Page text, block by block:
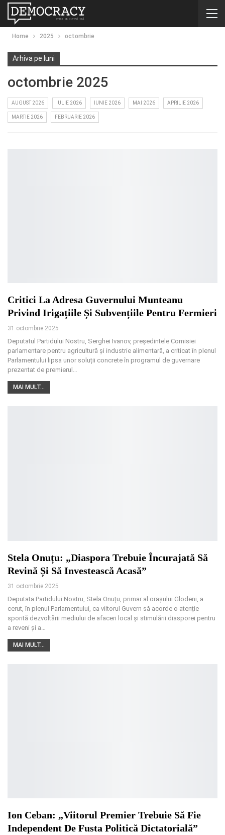
Home 2025 octombrie
Arhiva pe luni
octombrie 2025
AUGUST 2026 IULIE 2026 IUNIE 2026 MAI 2026 APRILIE 2026
MARTIE 2026 FEBRUARIE 2026
Critici La Adresa Guvernului Munteanu
Privind Irigațiile Și Subvențiile Pentru Fermieri
31 octombrie 2025
Deputatul Partidului Nostru, Serghei Ivanov, președintele Comisiei
parlamentare pentru agricultură și industrie alimentară, a criticat în plenul
Parlamentului lipsa unor soluții concrete în programul de guvernare
prezentat de premierul …
MAI MULT...
Stela Onuțu: „Diaspora Trebuie Încurajată Să
Revină Și Să Investească Acasă”
31 octombrie 2025
Deputata Partidului Nostru, Stela Onuțu, primar al orașului Glodeni, a
cerut, în plenul Parlamentului, ca viitorul Guvern să acorde o atenție
sporită dezvoltării mediului de afaceri local și stimulării diasporei pentru
a reveni și a
MAI MULT...
Ion Ceban: „Viitorul Premier Trebuie Să Fie
Independent De Fusta Politică Dictatorială”